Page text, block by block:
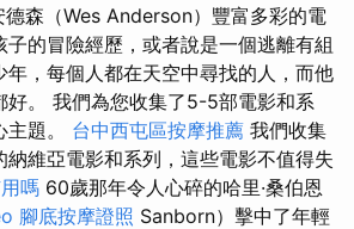
德森（Wes Anderson）豐富多彩的電
的冒險經歷，或者說是一個逃離有組
年，每個人都在天空中尋找的人，而他
好。 我們為您收集了5-5部電影和系
題。 台中西屯區按摩推薦 我們收集
納維亞電影和系列，這些電影不值得失
嗎 60歲那年令人心碎的哈里·桑伯恩
腳底按摩證照 Sanborn）擊中了年輕